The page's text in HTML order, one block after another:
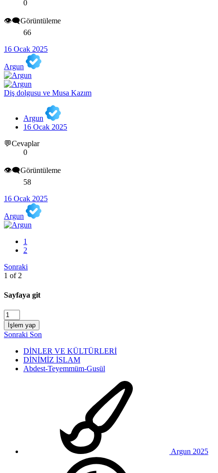
0
👁️‍🗨️Görüntüleme
66
16 Ocak 2025
Argun
Diş dolgusu ve Musa Kazım
Argun
16 Ocak 2025
💬Cevaplar
0
👁️‍🗨️Görüntüleme
58
16 Ocak 2025
Argun
1
2
Sonraki
1 of 2
Sayfaya git
İşlem yap
Sonraki Son
DİNLER VE KÜLTÜRLERİ
DİNİMİZ İSLAM
Abdest-Teyemmüm-Gusül
Argun 2025